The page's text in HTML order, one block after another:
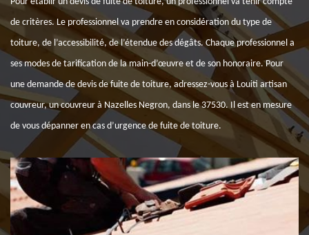
de critères. Le professionnel va prendre en considération du type de
toiture, de l’accessibilité, de l’étendue des dégâts. Chaque professionnel a
ses modes de tarification de la main-d’œuvre et de son honoraire. Pour
une demande de devis de fuite de toiture, adressez-vous à Louiti artisan
couvreur, un couvreur à Nazelles Negron, dans le 37530. Il est en mesure
de vous dépanner en cas d’urgence de fuite de toiture.